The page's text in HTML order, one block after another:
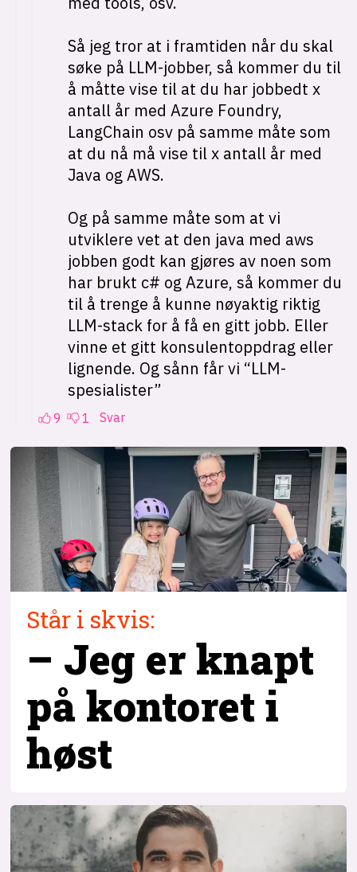
Står i skvis:
– Jeg er knapt
på kontoret i
høst